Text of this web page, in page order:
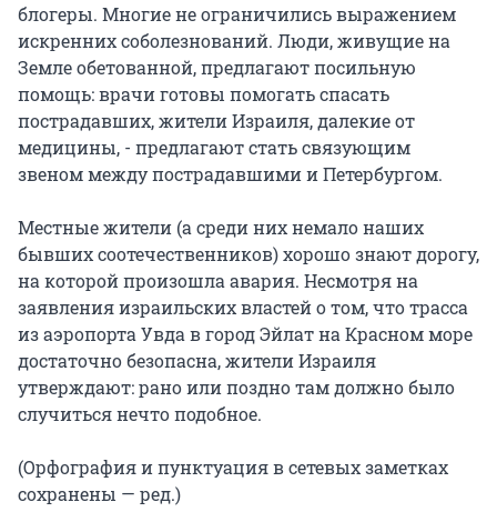
блогеры. Многие не ограничились выражением
искренних соболезнований. Люди, живущие на
Земле обетованной, предлагают посильную
помощь: врачи готовы помогать спасать
пострадавших, жители Израиля, далекие от
медицины, - предлагают стать связующим
звеном между пострадавшими и Петербургом.
Местные жители (а среди них немало наших
бывших соотечественников) хорошо знают дорогу,
на которой произошла авария. Несмотря на
заявления израильских властей о том, что трасса
из аэропорта Увда в город Эйлат на Красном море
достаточно безопасна, жители Израиля
утверждают: рано или поздно там должно было
случиться нечто подобное.
(Орфография и пунктуация в сетевых заметках
сохранены — ред.)